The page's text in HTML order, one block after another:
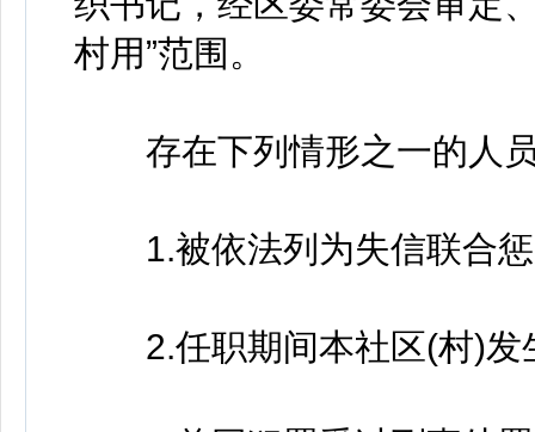
村用”范围。
存在下列情形之一的人
1.被依法列为失信联合惩
2.任职期间本社区(村)发